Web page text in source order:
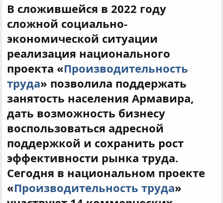
В сложившейся в 2022 году
сложной социально-
экономической ситуации
реализация национального
проекта «Производительность
труда» позволила поддержать
занятость населения Армавира,
дать возможность бизнесу
воспользоваться адресной
поддержкой и сохранить рост
эффективности рынка труда.
Сегодня в национальном проекте
«Производительность труда»